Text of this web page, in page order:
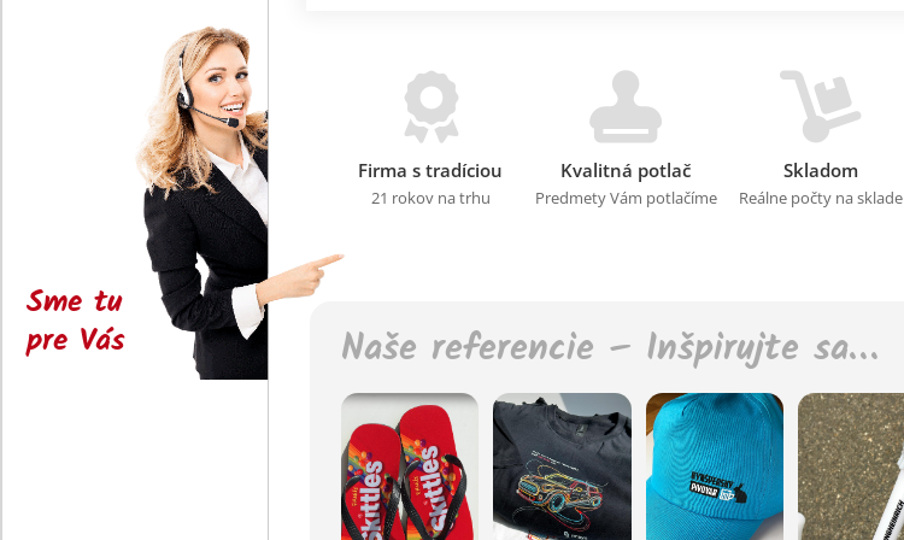
Sme tu
pre Vás
Firma s tradíciou
21 rokov na trhu
Kvalitná potlač
Predmety Vám potlačíme
Skladom
Reálne počty na sklade
Naše referencie – Inšpirujte sa…